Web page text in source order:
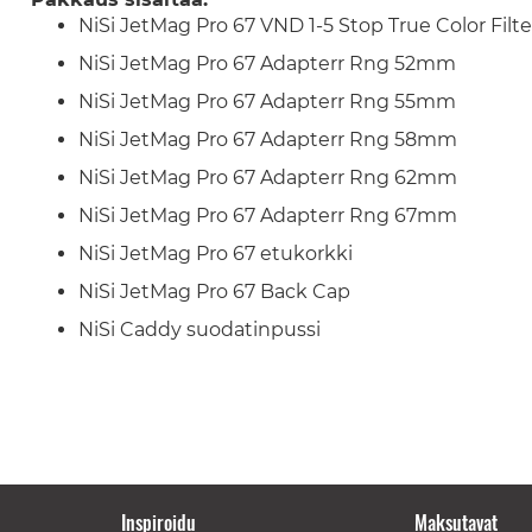
NiSi JetMag Pro 67 VND 1-5 Stop True Color
NiSi JetMag Pro 67 Adapterr Rng 52mm
NiSi JetMag Pro 67 Adapterr Rng 55mm
NiSi JetMag Pro 67 Adapterr Rng 58mm
NiSi JetMag Pro 67 Adapterr Rng 62mm
NiSi JetMag Pro 67 Adapterr Rng 67mm
NiSi JetMag Pro 67 etukorkki
NiSi JetMag Pro 67 Back Cap
NiSi Caddy suodatinpussi
Inspiroidu Maksutavat